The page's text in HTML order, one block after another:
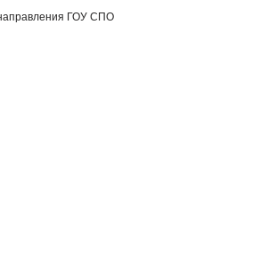
ГОУ СПО